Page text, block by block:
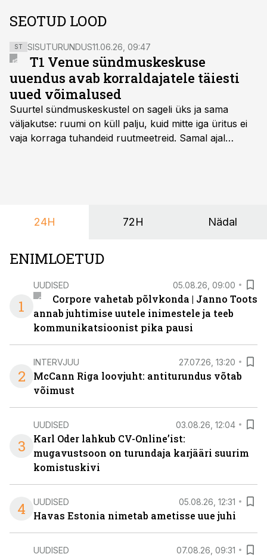
SEOTUD LOOD
ST SISUTURUNDUS11.06.26, 09:47
T1 Venue sündmuskeskuse
uuendus avab korraldajatele täiesti
uued võimalused
Suurtel sündmuskeskustel on sageli üks ja sama
väljakutse: ruumi on küll palju, kuid mitte iga üritus ei
vaja korraga tuhandeid ruutmeetreid. Samal ajal
nendele vajadustele vastanud uuendusega, mis pakub
24H 72H Nädal
ENIMLOETUD
1
UUDISED 05.08.26, 09:00
Corpore vahetab põlvkonda | Janno Toots
annab juhtimise uutele inimestele ja teeb
kommunikatsioonist pika pausi
2
INTERVJUU 27.07.26, 13:20
McCann Riga loovjuht: antiturundus võtab
võimust
3
UUDISED 03.08.26, 12:04
Karl Oder lahkub CV-Online’ist:
mugavustsoon on turundaja karjääri suurim
komistuskivi
4 UUDISED 05.08.26, 12:31
Havas Estonia nimetab ametisse uue juhi
UUDISED 07.08.26, 09:31